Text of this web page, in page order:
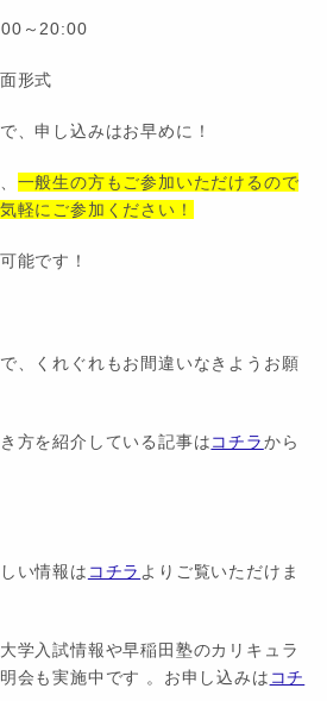
～20:00
形式
、申し込みはお早めに！
一般生の方もご参加いただけるので
軽にご参加ください！
能です！
、くれぐれもお間違いなきようお願
方を紹介している記事はコチラから
い情報は コチラ よりご覧いただけま
学入試情報や早稲田塾のカリキュラ
会も実施中です 。お申し込みは コチ